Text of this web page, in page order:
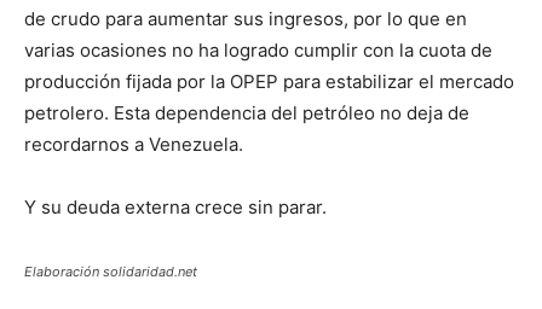
de crudo para aumentar sus ingresos, por lo que en
varias ocasiones no ha logrado cumplir con la cuota de
producción fijada por la OPEP para estabilizar el mercado
petrolero. Esta dependencia del petróleo no deja de
recordarnos a Venezuela.
Y su deuda externa crece sin parar.
Elaboración solidaridad.net